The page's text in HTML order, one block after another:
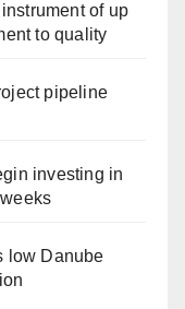
of up
to quality
pipeline
investing in
low Danube